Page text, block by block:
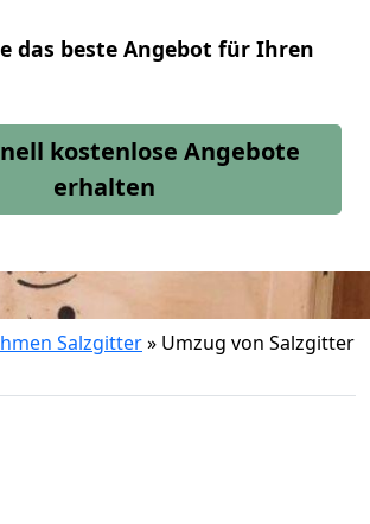
das beste Angebot für Ihren
kostenlose Angebote
erhalten
Salzgitter» Umzug von Salzgitter